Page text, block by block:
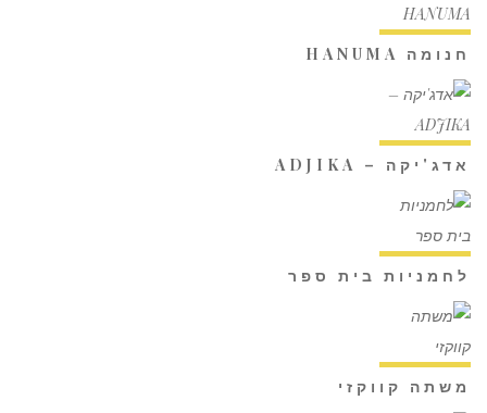
חנומה HANUMA
אדג'יקה – ADJIKA
לחמניות בית ספר
משתה קווקזי